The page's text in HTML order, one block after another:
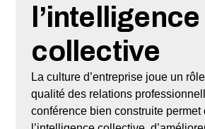
l’intelligence
collective
La culture d’entreprise joue un
qualité des relations
conférence bien construite permet